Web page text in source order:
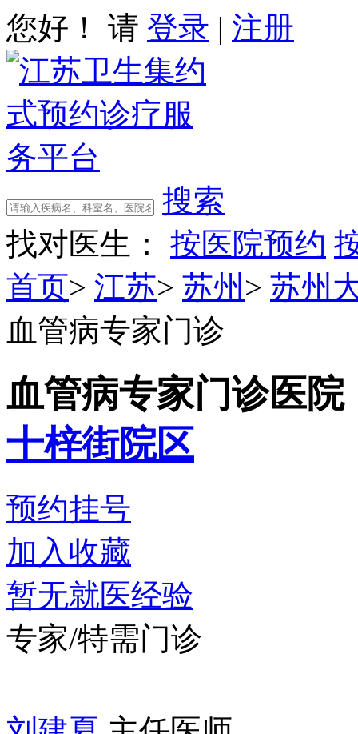
您好！ 请 登录 | 注册
搜索
找对医生：
按医院预约
首页> 江苏> 苏州 > 苏州
血管病专家门诊
血管病专家门诊医院
十梓街院区
预约挂号
加入收藏
暂无就医经验
专家/特需门诊